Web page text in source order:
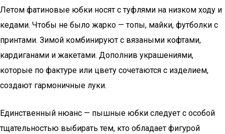
Летом фатиновые юбки носят с туфлями на низком ходу и
кедами. Чтобы не было жарко — топы, майки, футболки с
принтами. Зимой комбинируют с вязаными кофтами,
кардиганами и жакетами. Дополнив украшениями,
которые по фактуре или цвету сочетаются с изделием,
создают гармоничные луки.
Единственный нюанс — пышные юбки следует с особой
тщательностью выбирать тем, кто обладает фигурой